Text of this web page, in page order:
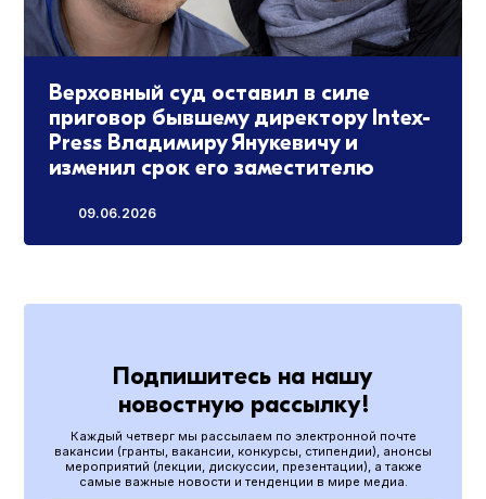
Верховный суд оставил в силе
приговор бывшему директору Intex-
Press Владимиру Янукевичу и
изменил срок его заместителю
09.06.2026
Подпишитесь на нашу
новостную рассылку!
Каждый четверг мы рассылаем по электронной почте
вакансии (гранты, вакансии, конкурсы, стипендии), анонсы
мероприятий (лекции, дискуссии, презентации), а также
самые важные новости и тенденции в мире медиа.